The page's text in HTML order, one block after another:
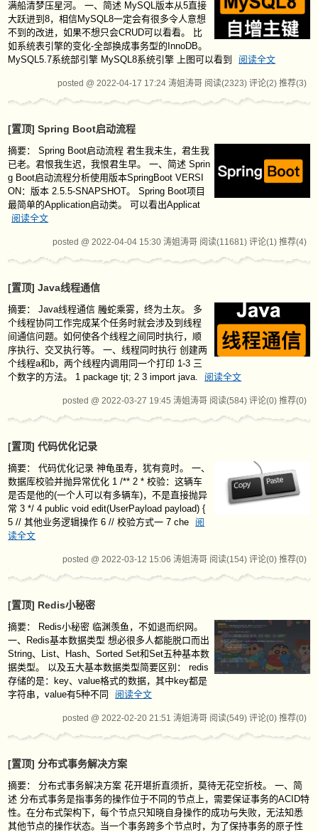
满船清梦压星河。 一、简述 MySQL版本从5直接
大跃进到8，相信MySQL8一定会有很多令人意想
不到的改进，如果不想只会CRUD可以看看。 比
如系统表引擎的变化-全部换成事务型的InnoDB。
MySQL5.7系统部引擎 MySQL8系统引擎 上图可以看到
阅读全文
posted @ 2022-04-17 17:24 涛姐涛哥 阅读(2323) 评论(2) 推荐(3)
[置顶] Spring Boot启动流程
摘要：Spring Boot启动流程 君生我未生，君生我
已老。君恨我生迟，我恨君生早。 一、简述 Sprin
g Boot启动流程分析使用版本SpringBoot VERSI
ON：版本 2.5.5-SNAPSHOT。 Spring Boot项目
最简单的Application启动类。 可以看出Applicat
阅读全文
posted @ 2022-04-04 15:30 涛姐涛哥 阅读(11681) 评论(1) 推荐(4)
[置顶] Java线程通信
摘要：Java线程通信 螣蛇乘雾，终为土灰。 多
个线程协同工作完成某个任务时就会涉及到线程
间通信问题。如何使各个线程之间同时执行，顺
序执行、交叉执行等。 一、线程同时执行 创建两
个线程a和b，两个线程内调用同一个打印 1-3 三
个数字的方法。 1 package tjt; 2 3 import java.
阅读全文
posted @ 2022-03-27 19:45 涛姐涛哥 阅读(584) 评论(0) 推荐(0)
[置顶] 代码优化记录
摘要：代码优化记录 神龟虽寿，犹有竟时。 一、
数据库校验并抛异常优化 1 /** 2 * 校验：这辆车
是否是他的(一个人可以有多辆车)，不是直接抛异
常 3 */ 4 public void edit(UserPayload payload) {
5 // 其他业务逻辑操作 6 // 校验方式一 7 che
阅
读全文
posted @ 2022-03-12 15:06 涛姐涛哥 阅读(154) 评论(0) 推荐(0)
[置顶] Redis小秘密
摘要：
Redis小秘密 临渊羡鱼，不如退而织网。
一、Redis基本数据类型 想必很多人都能脱口而出
String、List、Hash、Sorted Set和Set五种基本数
据类型。 以及五大基本数据类型简要区别： redis
存储的是：key、value格式的数据，其中key都是
字符串，value有5种不同
阅读全文
posted @ 2022-02-20 21:51 涛姐涛哥 阅读(549) 评论(0) 推荐(0)
[置顶] 分布式事务解决方案
摘要： 分布式事务解决方案 花开堪折直须折，莫待无花空折枝。 一、简
述 分布式事务是指事务的操作位于不同的节点上，需要保证事务的ACID特
性。在分布式架构下，每个节点只知晓自身操作的成功与失败，无法知悉
其他节点的操作状态。当一个事务跨多个节点时，为了保持事务的原子性